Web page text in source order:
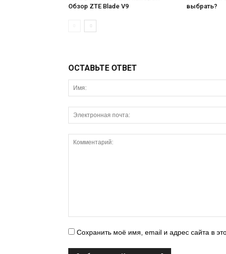
Обзор ZTE Blade V9
выбрать?
ОСТАВЬТЕ ОТВЕТ
Сохранить моё имя, email и адрес сайта в